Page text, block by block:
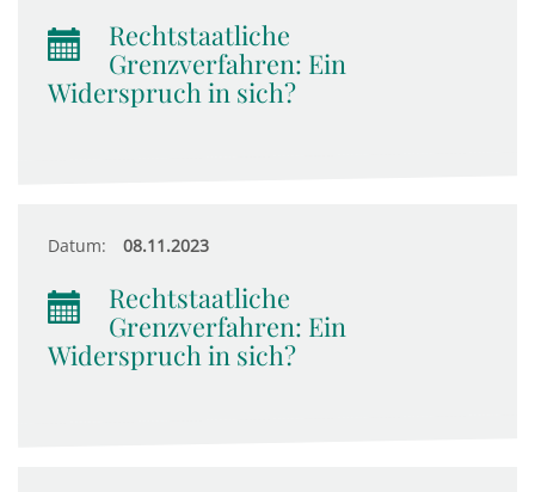
Rechtstaatliche
Grenzverfahren: Ein
Widerspruch in sich?
Datum: 08.11.2023
Rechtstaatliche
Grenzverfahren: Ein
Widerspruch in sich?